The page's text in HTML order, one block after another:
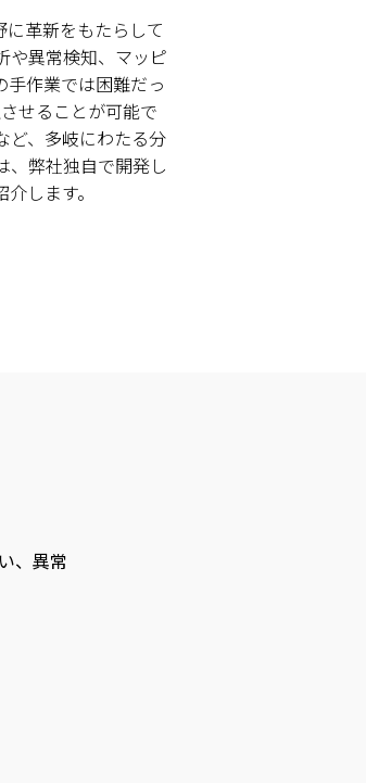
に革新をもたらして
や異常検知、マッピ
手作業では困難だっ
せることが可能で
ど、多岐にわたる分
、弊社独自で開発し
します。
、異常